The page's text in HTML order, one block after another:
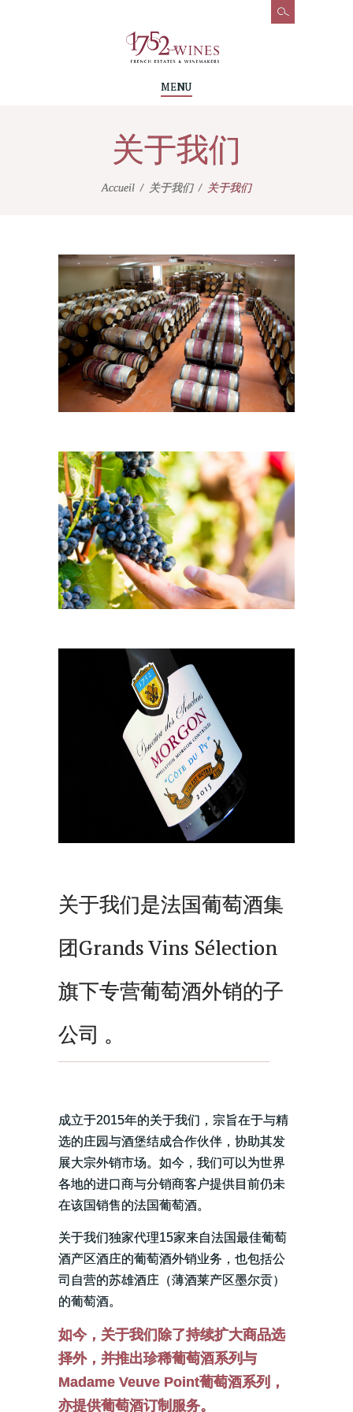
MENU
关于我们
Accueil 关于我们 关于我们
关于我们是法国葡萄酒集
团Grands Vins Sélection
旗下专营葡萄酒外销的子
公司 。
成立于2015年的关于我们，宗旨在于与精
选的庄园与酒堡结成合作伙伴，协助其发
展大宗外销市场。如今，我们可以为世界
各地的进口商与分销商客户提供目前仍未
在该国销售的法国葡萄酒。
关于我们独家代理15家来自法国最佳葡萄
酒产区酒庄的葡萄酒外销业务，也包括公
司自营的苏雄酒庄（薄酒莱产区墨尔贡）
的葡萄酒。
如今，关于我们除了持续扩大商品选
择外，并推出珍稀葡萄酒系列与
Madame Veuve Point葡萄酒系列，
亦提供葡萄酒订制服务。